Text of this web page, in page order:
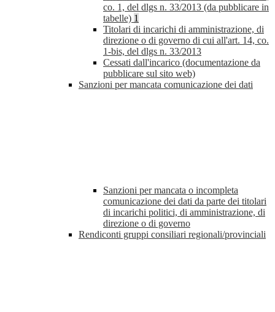
co. 1, del dlgs n. 33/2013 (da pubblicare in
tabelle) 1
Titolari di incarichi di amministrazione, di
direzione o di governo di cui all'art. 14, co.
1-bis, del dlgs n. 33/2013
Cessati dall'incarico (documentazione da
pubblicare sul sito web)
Sanzioni per mancata comunicazione dei dati
Sanzioni per mancata o incompleta
comunicazione dei dati da parte dei titolari
di incarichi politici, di amministrazione, di
direzione o di governo
Rendiconti gruppi consiliari regionali/provinciali